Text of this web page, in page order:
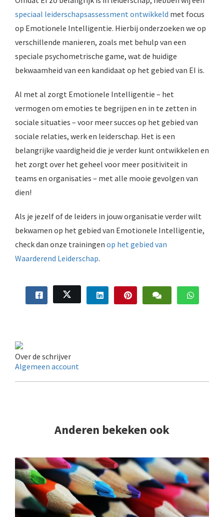
speciaal leiderschapsassessment ontwikkeld met focus
op Emotionele Intelligentie. Hierbij onderzoeken we op
verschillende manieren, zoals met behulp van een
speciale psychometrische game, wat de huidige
bekwaamheid van een kandidaat op het gebied van EI is.
Al met al zorgt Emotionele Intelligentie – het
vermogen om emoties te begrijpen en in te zetten in
sociale situaties – voor meer succes op het gebied van
sociale relaties, werk en leiderschap. Het is een
belangrijke vaardigheid die je verder kunt ontwikkelen en
het zorgt over het geheel voor meer positiviteit in
teams en organisaties – met alle mooie gevolgen van
dien!
Als je jezelf of de leiders in jouw organisatie verder wilt
bekwamen op het gebied van Emotionele Intelligentie,
check dan onze trainingen op het gebied van
Waarderend Leiderschap.
Over de schrijver
Algemeen account
Anderen bekeken ook